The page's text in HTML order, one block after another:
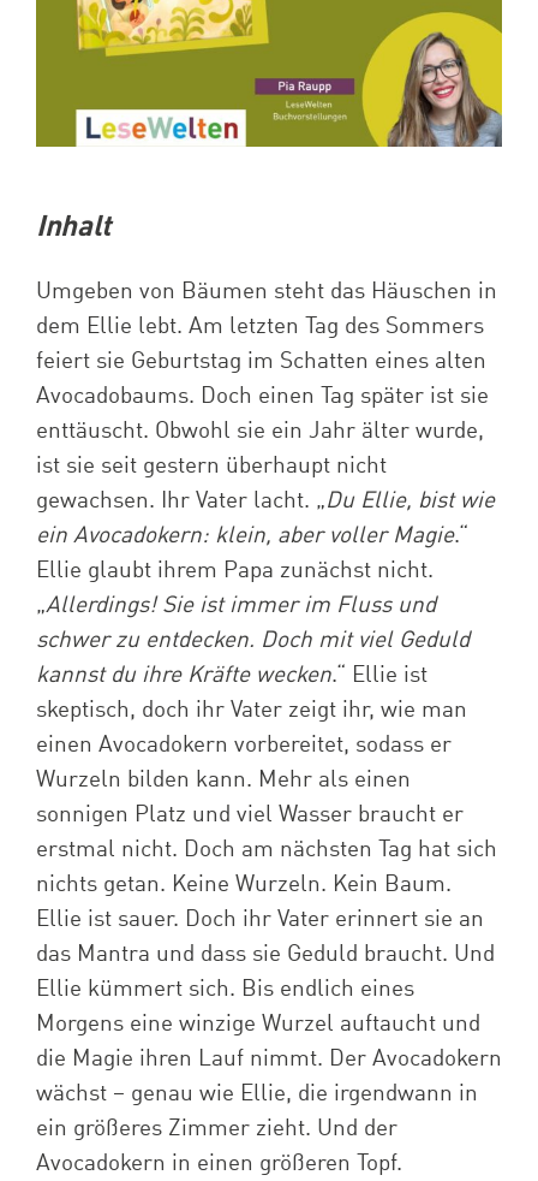
Inhalt
Umgeben von Bäumen steht das Häuschen in
dem Ellie lebt. Am letzten Tag des Sommers
feiert sie Geburtstag im Schatten eines alten
Avocadobaums. Doch einen Tag später ist sie
enttäuscht. Obwohl sie ein Jahr älter wurde,
ist sie seit gestern überhaupt nicht
gewachsen. Ihr Vater lacht. „Du Ellie, bist wie
ein Avocadokern: klein, aber voller Magie.“
Ellie glaubt ihrem Papa zunächst nicht.
„Allerdings! Sie ist immer im Fluss und
schwer zu entdecken. Doch mit viel Geduld
kannst du ihre Kräfte wecken.“ Ellie ist
skeptisch, doch ihr Vater zeigt ihr, wie man
einen Avocadokern vorbereitet, sodass er
Wurzeln bilden kann. Mehr als einen
sonnigen Platz und viel Wasser braucht er
erstmal nicht. Doch am nächsten Tag hat sich
nichts getan. Keine Wurzeln. Kein Baum.
Ellie ist sauer. Doch ihr Vater erinnert sie an
das Mantra und dass sie Geduld braucht. Und
Ellie kümmert sich. Bis endlich eines
Morgens eine winzige Wurzel auftaucht und
die Magie ihren Lauf nimmt. Der Avocadokern
wächst – genau wie Ellie, die irgendwann in
ein größeres Zimmer zieht. Und der
Avocadokern in einen größeren Topf.